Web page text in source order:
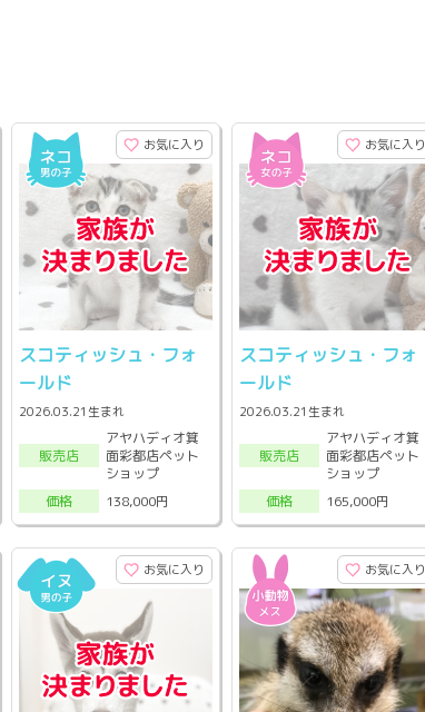
お気に入り
スコティッシュ・フォ
ールド
2026.03.21生まれ
販売店
アヤハディオ箕
面彩都店ペット
ショップ
価格
138,000円
お気に入り
スコティッシュ・フォ
ールド
2026.03.21生まれ
販売店
アヤハディオ箕
面彩都店ペット
ショップ
価格
165,000円
お気に入り お気に入り